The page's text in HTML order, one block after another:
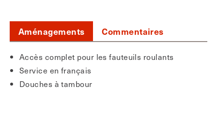
Aménagements Commentaires
Accès complet pour les fauteuils roulants
Service en français
Douches à tambour